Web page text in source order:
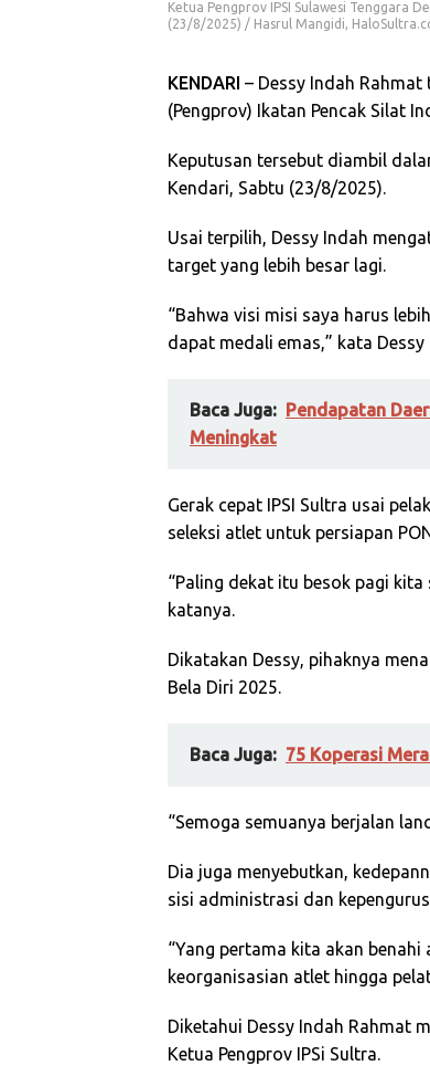
Ketua Pengprov IPSI Sulawesi Tenggara
(23/8/2025) / Hasrul Mangidi,
KENDARI – Dessy Indah
(Pengprov) Ikatan Pencak Silat
Keputusan tersebut diambil
Kendari, Sabtu (23/8/2025).
Usai terpilih, Dessy Indah
target yang lebih besar lagi.
“Bahwa visi misi saya harus
dapat medali emas,” kata
Baca Juga: Pendapatan
Meningkat
Gerak cepat IPSI Sultra usai
seleksi atlet untuk persiapan
“Paling dekat itu besok pagi kita
katanya.
Dikatakan Dessy, pihaknya
Bela Diri 2025.
Baca Juga: 75 Koperasi
“Semoga semuanya berjalan
Dia juga menyebutkan,
sisi administrasi dan
“Yang pertama kita akan
keorganisasian atlet hingga
Diketahui Dessy Indah Rahmat
Ketua Pengprov IPSi Sultra.